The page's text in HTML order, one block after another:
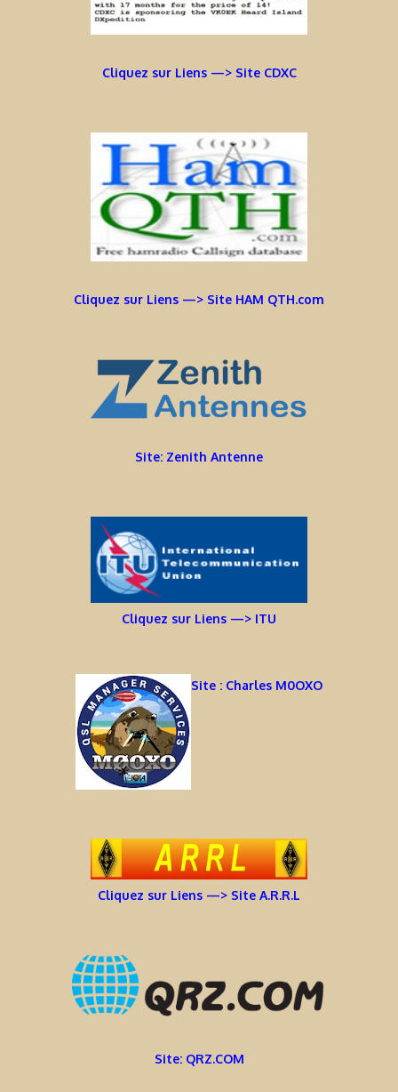
Cliquez sur Liens —> Site CDXC
Cliquez sur Liens —> Site HAM QTH.com
Site: Zenith Antenne
Cliquez sur Liens —> ITU
Site : Charles M0OXO
Cliquez sur Liens —> Site A.R.R.L
Site: QRZ.COM